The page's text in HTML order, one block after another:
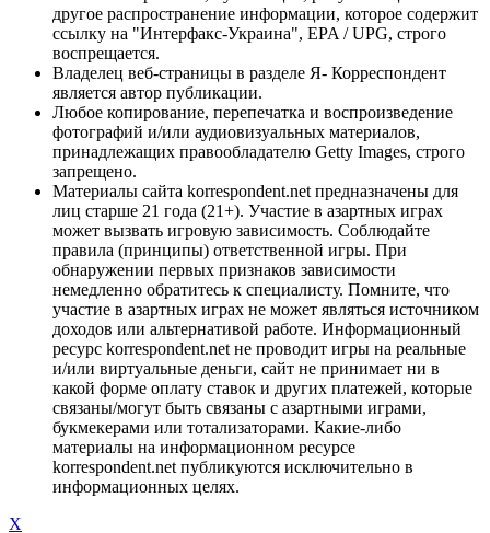
другое распространение информации, которое содержит
ссылку на "Интерфакс-Украина", EPA / UPG, строго
воспрещается.
Владелец веб-страницы в разделе Я- Корреспондент
является автор публикации.
Любое копирование, перепечатка и воспроизведение
фотографий и/или аудиовизуальных материалов,
принадлежащих правообладателю Getty Images, строго
запрещено.
Материалы сайта korrespondent.net предназначены для
лиц старше 21 года (21+). Участие в азартных играх
может вызвать игровую зависимость. Соблюдайте
правила (принципы) ответственной игры. При
обнаружении первых признаков зависимости
немедленно обратитесь к специалисту. Помните, что
участие в азартных играх не может являться источником
доходов или альтернативой работе. Информационный
ресурс korrespondent.net не проводит игры на реальные
и/или виртуальные деньги, сайт не принимает ни в
какой форме оплату ставок и других платежей, которые
связаны/могут быть связаны с азартными играми,
букмекерами или тотализаторами. Какие-либо
материалы на информационном ресурсе
korrespondent.net публикуются исключительно в
информационных целях.
X